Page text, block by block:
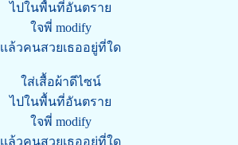
ไปในพื้นที่อันตราย
ใจพี่ modify
เเล้วคนสวยเธออยู่ที่ใด
ใส่เสื้อผ้าดีไซน์
ไปในพื้นที่อันตราย
ใจพี่ modify
เเล้วคนสวยเธออยู่ที่ใด